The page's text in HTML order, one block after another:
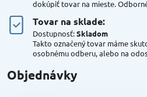
dokúpiť tovar na mieste.
Tovar na sklade:
Dostupnosť:Skladom
Takto označený tovar máme
osobnému odberu, alebo na
Objednávky